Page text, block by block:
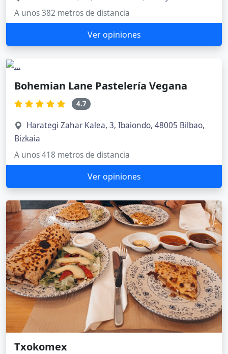
A unos 382 metros de distancia
Ver opiniones
Bohemian Lane Pastelería Vegana
4.7
Harategi Zahar Kalea, 3, Ibaiondo, 48005 Bilbao,
Bizkaia
A unos 418 metros de distancia
Ver opiniones
Txokomex